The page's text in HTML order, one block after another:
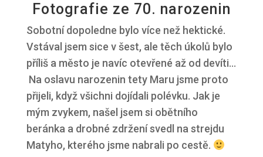
Fotografie ze 70. narozenin
Sobotní dopoledne bylo více než hektické.
Vstával jsem sice v šest, ale těch úkolů bylo
příliš a město je navíc otevřené až od devíti…
Na oslavu narozenin tety Maru jsme proto
přijeli, když všichni dojídali polévku. Jak je
mým zvykem, našel jsem si obětního
beránka a drobné zdržení svedl na strejdu
Matyho, kterého jsme nabrali po cestě.